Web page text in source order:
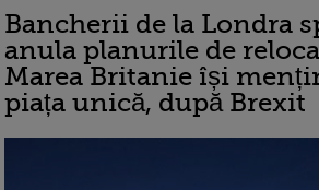
Bancherii de la Londra
anula planurile de
Marea Britanie își
piața unică, după Brexit